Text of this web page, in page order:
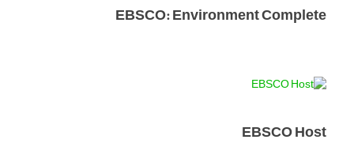
EBSCO: Environment Complete
EBSCO Host